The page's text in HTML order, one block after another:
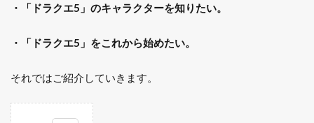
・「ドラクエ5」のキャラクターを知りたい。
・「ドラクエ5」をこれから始めたい。
それではご紹介していきます。